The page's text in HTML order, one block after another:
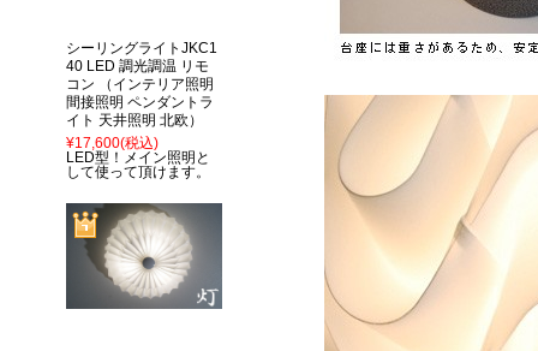
シーリングライトJKC1
40 LED 調光調温 リモ
コン （インテリア照明
間接照明 ペンダントラ
イト 天井照明 北欧）
¥17,600(税込)
LED型！メイン照明と
して使って頂けます。